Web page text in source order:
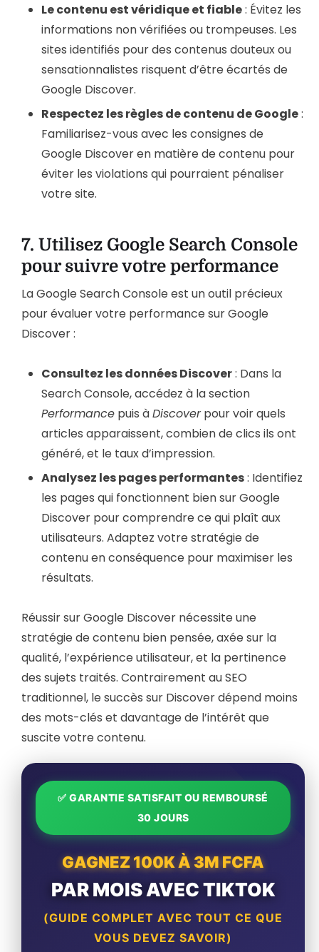
Le contenu est véridique et fiable: Évitez les
informations non vérifiées ou trompeuses. Les
sites identifiés pour des contenus douteux ou
sensationnalistes risquent d’être écartés de
Google Discover.
Respectez les règles de contenu de Google:
Familiarisez-vous avec les consignes de
Google Discover en matière de contenu pour
éviter les violations qui pourraient pénaliser
votre site.
7. Utilisez Google Search Console
pour suivre votre performance
La Google Search Console est un outil précieux
pour évaluer votre performance sur Google
Discover :
Consultez les données Discover: Dans la
Search Console, accédez à la section
Performance puis àDiscoverpour voir quels
articles apparaissent, combien de clics ils ont
généré, et le taux d’impression.
Analysez les pages performantes: Identifiez
les pages qui fonctionnent bien sur Google
Discover pour comprendre ce qui plaît aux
utilisateurs. Adaptez votre stratégie de
contenu en conséquence pour maximiser les
résultats.
Réussir sur Google Discover nécessite une
stratégie de contenu bien pensée, axée sur la
qualité, l’expérience utilisateur, et la pertinence
des sujets traités. Contrairement au SEO
traditionnel, le succès sur Discover dépend moins
des mots-clés et davantage de l’intérêt que
suscite votre contenu.
✅ GARANTIE SATISFAIT OU REMBOURSÉ
30 JOURS
GAGNEZ 100K À 3M FCFA
PAR MOIS AVEC TIKTOK
(GUIDE COMPLET AVEC TOUT CE QUE
VOUS DEVEZ SAVOIR)